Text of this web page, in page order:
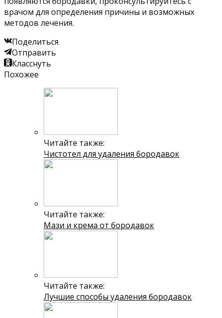
врачом для определения причины и возможных
методов лечения.
Поделиться
Отправить
Класснуть
Похожее
Читайте также:
Чистотел для удаления бородавок
Читайте также:
Мази и крема от бородавок
Читайте также:
Лучшие способы удаления бородавок